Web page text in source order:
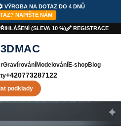
VÝROBA NA DOTAZ DO 4 DNŮ
NAPIŠTE NÁM
(SLEVA 10 %) REGISTRACE
3DMAC
GravírováníModelováníE-shopBlog
+420773287122
podklady